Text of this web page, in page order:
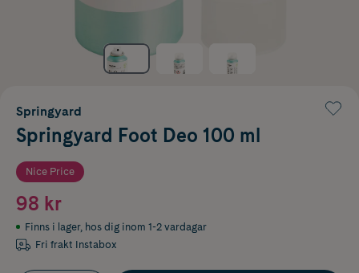
Springyard
Springyard Foot Deo 100 ml
Nice Price
98 kr
Finns i lager, hos dig inom 1-2 vardagar
Fri frakt Instabox